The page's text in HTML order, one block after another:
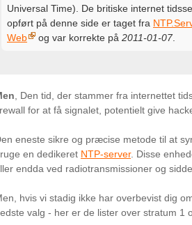
Universal Time). De britiske internet
opført på denne side er taget fra
Web
og var korrekte på 2011-01-07.
, Den tid, der stammer fra internettet
for at få signalet, potentielt give
eneste sikre og præcise metode til at
en dedikeret NTP-server. Disse
endda ved radiotransmissioner og
hvis vi stadig ikke har overbevist dig
valg - her er de lister over stratum